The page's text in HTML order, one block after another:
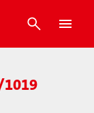
1019